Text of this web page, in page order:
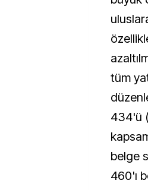
tüm
434'ü
belge
460'ı